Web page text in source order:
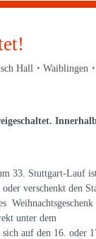
Hall
Waiblingen
33. Stuttgart-Lauf
verschenkt den
unter dem
auf den 16. oder